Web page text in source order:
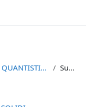
TEORIA QUANTISTICA DEI SOLIDI Summary